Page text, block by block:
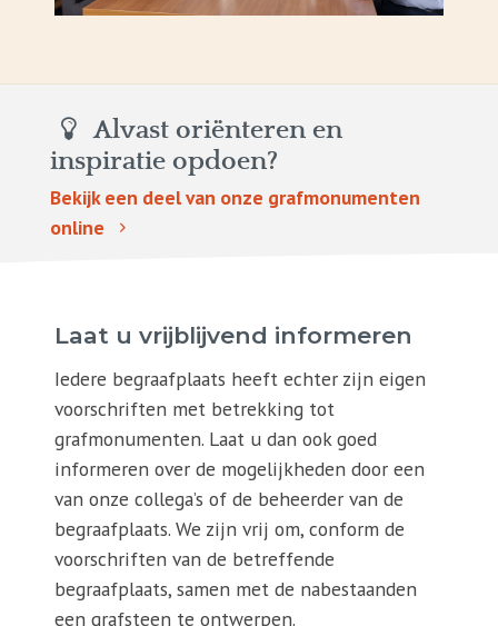
Alvast oriënteren en
inspiratie opdoen?
Bekijk een deel van onze grafmonumenten
online
Laat u vrijblijvend informeren
Iedere begraafplaats heeft echter zijn eigen
voorschriften met betrekking tot
grafmonumenten. Laat u dan ook goed
informeren over de mogelijkheden door een
van onze collega’s of de beheerder van de
begraafplaats. We zijn vrij om, conform de
voorschriften van de betreffende
begraafplaats, samen met de nabestaanden
een grafsteen te ontwerpen.